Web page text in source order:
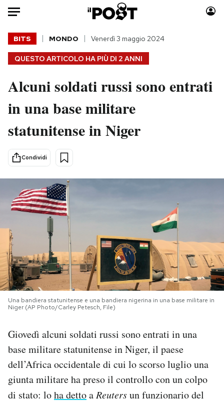
Auto
HOME
Italia
Politica
Tecnologia
Scienza
Economia
Sport
Moda
Consumismi
Storie/Idee
Mondiali calcio 2026
PODCAST
NEWSLETTER
I MIEI PREFERITI
SHOP
CALENDARIO
QUESTO ARTICOLO HA PIÙ DI 2 ANNI
BITS MONDO Venerdì 3 maggio 2024
Alcuni soldati russi sono entrati
in una base militare
statunitense in Niger
Condividi
Una bandiera statunitense e una bandiera nigerina in una base militare in
Niger (AP Photo/Carley Petesch, File)
Giovedì alcuni soldati russi sono entrati in una
base militare statunitense in Niger, il paese
dell’Africa occidentale di cui lo scorso luglio una
giunta militare ha preso il controllo con un colpo
di stato: loha dettoa Reutersun funzionario del